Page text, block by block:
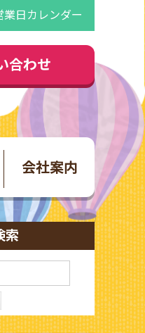
業日カレンダー
合わせ
会社案内
索